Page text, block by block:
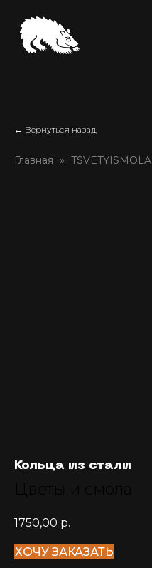
← Вернуться назад
Главная TSVETYISMOLA
Кольца из стали
1750,00 р.
ХОЧУ ЗАКАЗАТЬ